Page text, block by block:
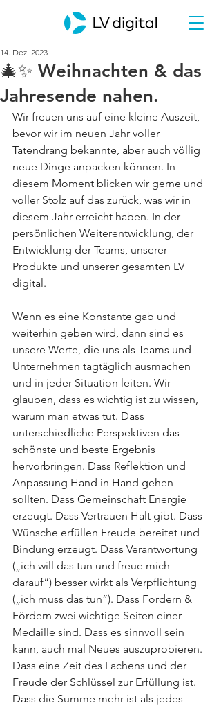
🎄✨ Weihnachten & das
Jahresende nahen.
14. Dez. 2023
Wir freuen uns auf eine kleine Auszeit,
bevor wir im neuen Jahr voller
Tatendrang bekannte, aber auch völlig
neue Dinge anpacken können. In
diesem Moment blicken wir gerne und
voller Stolz auf das zurück, was wir in
diesem Jahr erreicht haben. In der
persönlichen Weiterentwicklung, der
Entwicklung der Teams, unserer
Produkte und unserer gesamten LV
digital.
Wenn es eine Konstante gab und
weiterhin geben wird, dann sind es
unsere Werte, die uns als Teams und
Unternehmen tagtäglich ausmachen
und in jeder Situation leiten. Wir
glauben, dass es wichtig ist zu wissen,
warum man etwas tut. Dass
unterschiedliche Perspektiven das
schönste und beste Ergebnis
hervorbringen. Dass Reflektion und
Anpassung Hand in Hand gehen
sollten. Dass Gemeinschaft Energie
erzeugt. Dass Vertrauen Halt gibt. Dass
Wünsche erfüllen Freude bereitet und
Bindung erzeugt. Dass Verantwortung
(„ich will das tun und freue mich
darauf“) besser wirkt als Verpflichtung
(„ich muss das tun“). Dass Fordern &
Fördern zwei wichtige Seiten einer
Medaille sind. Dass es sinnvoll sein
kann, auch mal Neues auszuprobieren.
Dass eine Zeit des Lachens und der
Freude der Schlüssel zur Erfüllung ist.
Dass die Summe mehr ist als jedes